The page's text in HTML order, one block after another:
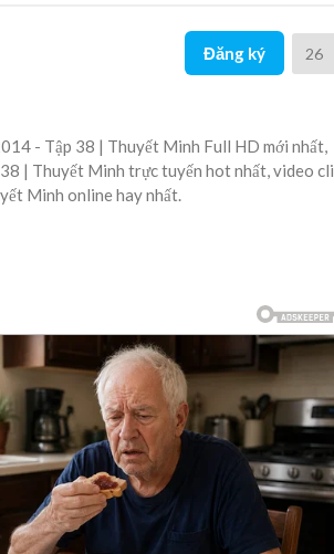
Đăng ký 26
- Tập 38 | Thuyết Minh Full HD mới nhất,
| Thuyết Minh trực tuyến hot nhất, video cli
Minh online hay nhất.